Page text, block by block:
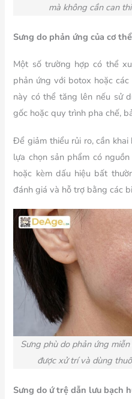
mà không cần can
Sưng do phản ứng của cơ
Một số trường hợp có thể
phản ứng với botox hoặc
này có thể tăng lên nếu sử
gốc hoặc quy trình pha chế,
Để giảm thiểu rủi ro, cần
lựa chọn sản phẩm có
hoặc kèm dấu hiệu bất
đánh giá và hỗ trợ bằng các
Sưng phù do phản ứng
được xử trí và dùng
Sưng do ứ trệ dẫn lưu bạch